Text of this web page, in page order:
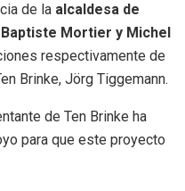
de la alcaldesa de
Mortier y Michel
respectivamente de
Brinke, Jörg Tiggemann.
de Ten Brinke ha
para que este proyecto